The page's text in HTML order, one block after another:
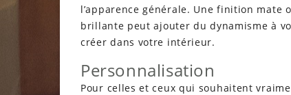
l’apparence générale. Une finition
brillante peut ajouter du dynamisme à
créer dans votre intérieur.
Personnalisation
Pour celles et ceux qui souhaitent